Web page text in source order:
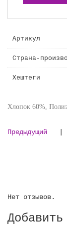
Артикул
Страна-
Хештеги
Хлопок 60%,
Предыдущий
Нет отзывов.